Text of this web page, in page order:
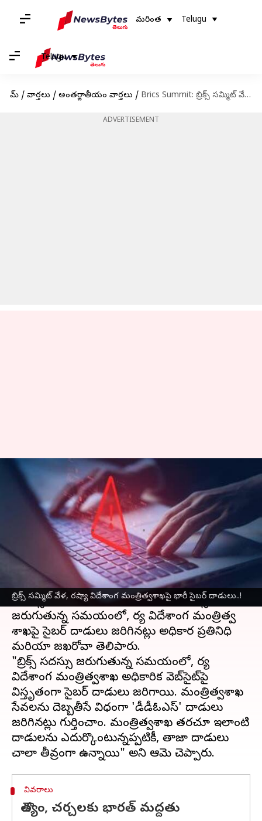
మరింత Telugu
Telugu
హోమ్ / వార్తలు / అంతర్జాతీయం వార్తలు / Brics Summit: బ్రిక్స్ సమ్మిట్ వేళ, రష్యా విదేశాంగ మంత్రిత్వశాఖపై భారీ సైబర్‌ దాడులు..!
ADVERTISEMENT
బ్రిక్స్ సమ్మిట్ వేళ, రష్యా విదేశాంగ మంత్రిత్వశాఖపై భారీ సైబర్‌ దాడులు..!
Brics Summit: బ్రిక్స్ సమ్మిట్ వేళ,
రష్యా విదేశాంగ మంత్రిత్వశాఖపై
భారీ సైబర్‌ దాడులు..!
Sirish Praharaju Oct 24, 2024 08:19 am
ఈ వార్తాకథనం ఏంటి
రష్యాలోని కజన్ వేదికగాబ్రిక్స్దేశాల 16వ శిఖరాగ్ర
సదస్సు జరుగుతోంది. బుధవారం ఈ సదస్సు
జరుగుతున్న సమయంలో, రష్యా విదేశాంగ మంత్రిత్వ
శాఖపై సైబర్ దాడులు జరిగినట్లు అధికార ప్రతినిధి
మరియా జఖరోవా తెలిపారు.
"బ్రిక్స్ సదస్సు జరుగుతున్న సమయంలో, రష్యా
విదేశాంగ మంత్రిత్వశాఖ అధికారిక వెబ్‌సైట్‌పై
విస్తృతంగా సైబర్ దాడులు జరిగాయి. మంత్రిత్వశాఖ
సేవలను దెబ్బతీసే విధంగా 'డీడీఓఎస్' దాడులు
జరిగినట్లు గుర్తించాం. మంత్రిత్వశాఖ తరచూ ఇలాంటి
దాడులను ఎదుర్కొంటున్నప్పటికీ, తాజా దాడులు
వివరాలు
దౌత్యం, చర్చలకు భారత్ మద్దతు